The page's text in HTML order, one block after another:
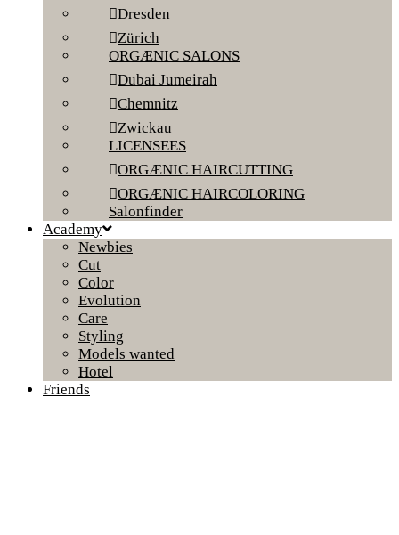
Dresden
Zürich
ORGÆNIC SALONS
Dubai Jumeirah
Chemnitz
Zwickau
LICENSEES
ORGÆNIC HAIRCUTTING
ORGÆNIC HAIRCOLORING
Salonfinder
Academy
Newbies
Cut
Color
Evolution
Care
Styling
Models wanted
Hotel
Friends